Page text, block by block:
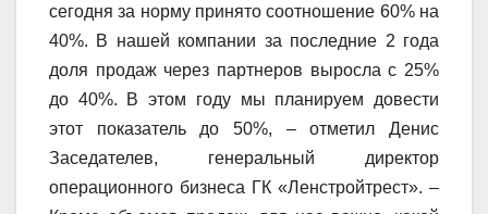
сегодня за норму принято соотношение 60% на
40%. В нашей компании за последние 2 года
доля продаж через партнеров выросла с 25%
до 40%. В этом году мы планируем довести
этот показатель до 50%, – отметил Денис
Заседателев, генеральный директор
операционного бизнеса ГК «Ленстройтрест». –